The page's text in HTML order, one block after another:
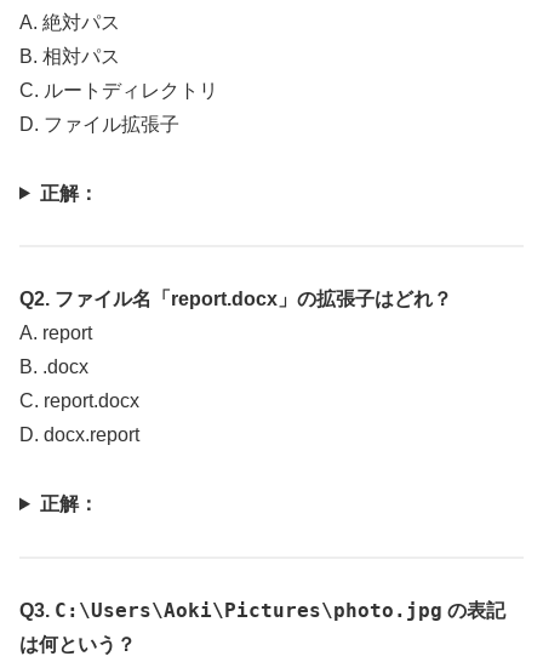
A. 絶対パス
B. 相対パス
C. ルートディレクトリ
D. ファイル拡張子
正解：
Q2. ファイル名「report.docx」の拡張子はどれ？
A. report
B. .docx
C. report.docx
D. docx.report
正解：
Q3. C:\Users\Aoki\Pictures\photo.jpg の表記
は何という？